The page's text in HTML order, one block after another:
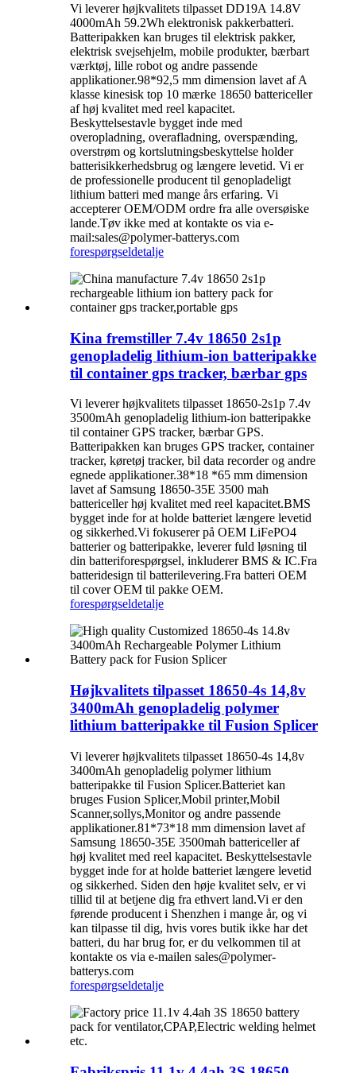
Vi leverer højkvalitets tilpasset DD19A 14.8V
4000mAh 59.2Wh elektronisk pakkerbatteri.
Batteripakken kan bruges til elektrisk pakker,
elektrisk svejsehjelm, mobile produkter, bærbart
værktøj, lille robot og andre passende
applikationer.98*92,5 mm dimension lavet af A
klasse kinesisk top 10 mærke 18650 battericeller
af høj kvalitet med reel kapacitet.
Beskyttelsestavle bygget inde med
overopladning, overafladning, overspænding,
overstrøm og kortslutningsbeskyttelse holder
batterisikkerhedsbrug og længere levetid. Vi er
de professionelle producent til genopladeligt
lithium batteri med mange års erfaring. Vi
accepterer OEM/ODM ordre fra alle oversøiske
lande.Tøv ikke med at kontakte os via e-
mail:sales@polymer-batterys.com
forespørgseldetalje
Kina fremstiller 7.4v 18650 2s1p
genopladelig lithium-ion batteripakke
til container gps tracker, bærbar gps
Vi leverer højkvalitets tilpasset 18650-2s1p 7.4v
3500mAh genopladelig lithium-ion batteripakke
til container GPS tracker, bærbar GPS.
Batteripakken kan bruges GPS tracker, container
tracker, køretøj tracker, bil data recorder og andre
egnede applikationer.38*18 *65 mm dimension
lavet af Samsung 18650-35E 3500 mah
battericeller høj kvalitet med reel kapacitet.BMS
bygget inde for at holde batteriet længere levetid
og sikkerhed.Vi fokuserer på OEM LiFePO4
batterier og batteripakke, leverer fuld løsning til
din batteriforespørgsel, inkluderer BMS & IC.Fra
batteridesign til batterilevering.Fra batteri OEM
til cover OEM til pakke OEM.
forespørgseldetalje
Højkvalitets tilpasset 18650-4s 14,8v
3400mAh genopladelig polymer
lithium batteripakke til Fusion Splicer
Vi leverer højkvalitets tilpasset 18650-4s 14,8v
3400mAh genopladelig polymer lithium
batteripakke til Fusion Splicer.Batteriet kan
bruges Fusion Splicer,Mobil printer,Mobil
Scanner,sollys,Monitor og andre passende
applikationer.81*73*18 mm dimension lavet af
Samsung 18650-35E 3500mah battericeller af
høj kvalitet med reel kapacitet. Beskyttelsestavle
bygget inde for at holde batteriet længere levetid
og sikkerhed. Siden den høje kvalitet selv, er vi
tillid til at betjene dig fra ethvert land.Vi er den
førende producent i Shenzhen i mange år, og vi
kan tilpasse til dig, hvis vores butik ikke har det
batteri, du har brug for, er du velkommen til at
kontakte os via e-mailen sales@polymer-
batterys.com
forespørgseldetalje